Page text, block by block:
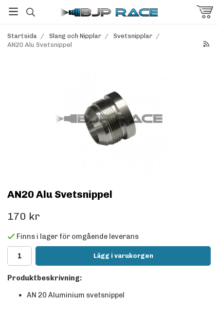
Startsida / Slang och Nipplar / Svetsnipplar /
AN20 Alu Svetsnippel
AN20 Alu Svetsnippel
170 kr
Finns i lager för omgående leverans
Lägg i varukorgen
Produktbeskrivning:
AN 20 Aluminium svetsnippel